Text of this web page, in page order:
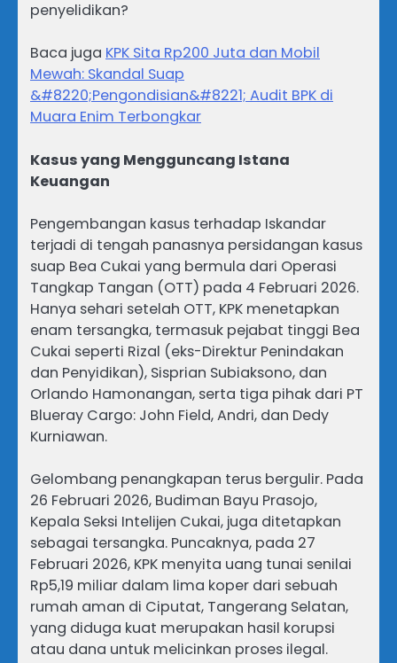
penyelidikan?
Baca juga KPK Sita Rp200 Juta dan Mobil
Mewah: Skandal Suap
&#8220;Pengondisian&#8221; Audit BPK di
Muara Enim Terbongkar
Kasus yang Mengguncang Istana
Keuangan
Pengembangan kasus terhadap Iskandar
terjadi di tengah panasnya persidangan kasus
suap Bea Cukai yang bermula dari Operasi
Tangkap Tangan (OTT) pada 4 Februari 2026.
Hanya sehari setelah OTT, KPK menetapkan
enam tersangka, termasuk pejabat tinggi Bea
Cukai seperti Rizal (eks-Direktur Penindakan
dan Penyidikan), Sisprian Subiaksono, dan
Orlando Hamonangan, serta tiga pihak dari PT
Blueray Cargo: John Field, Andri, dan Dedy
Kurniawan.
Gelombang penangkapan terus bergulir. Pada
26 Februari 2026, Budiman Bayu Prasojo,
Kepala Seksi Intelijen Cukai, juga ditetapkan
sebagai tersangka. Puncaknya, pada 27
Februari 2026, KPK menyita uang tunai senilai
Rp5,19 miliar dalam lima koper dari sebuah
rumah aman di Ciputat, Tangerang Selatan,
yang diduga kuat merupakan hasil korupsi
atau dana untuk melicinkan proses ilegal.